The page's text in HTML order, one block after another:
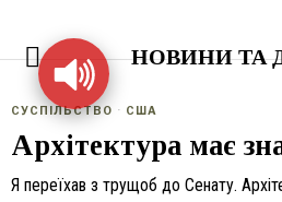
НОВИНИ ТА
СУСПІЛЬСТВО · США
Архітектура має
Я переїхав з трущоб до Сенату.